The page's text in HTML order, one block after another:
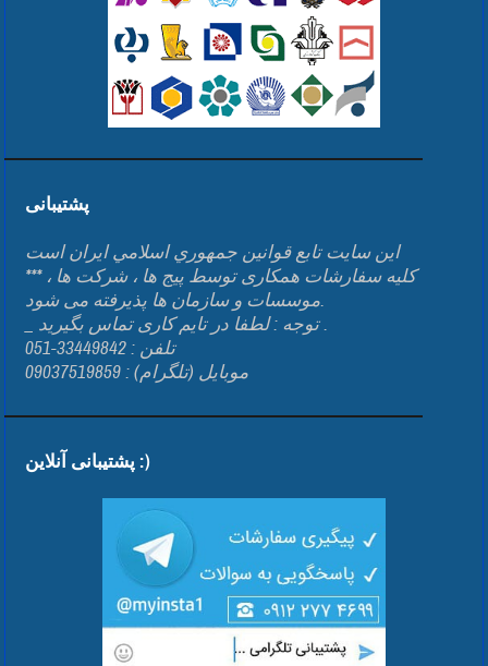
پشتیبانی
اين سايت تابع قوانين جمهوري اسلامي ايران است
*** کلیه سفارشات همکاری توسط پیج ها ، شرکت ها ،
موسسات و سازمان ها پذیرفته می شود.
_ توجه : لطفا در تایم کاری تماس بگیرید .
تلفن : 33449842-051
موبایل (تلگرام) : 09037519859
پشتیبانی آنلاین :)